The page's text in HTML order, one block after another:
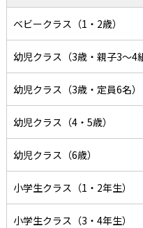
ベビークラス（1・2歳）
幼児クラス（3歳・親子3～4組
幼児クラス（3歳・定員6名）
幼児クラス（4・5歳）
幼児クラス（6歳）
小学生クラス（1・2年生）
小学生クラス（3・4年生）